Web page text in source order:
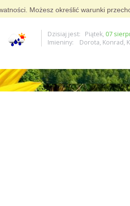
Możesz określić warunki
Dzisiaj jest: Piątek, 07
Imieniny: Dorota, Konrad,